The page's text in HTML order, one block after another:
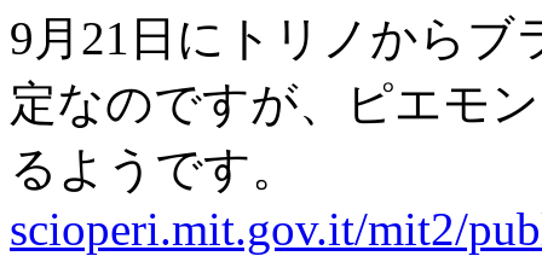
9月21日にトリノから
定なのですが、ピエモ
るようです。
scioperi.mit.gov.it/mit2/